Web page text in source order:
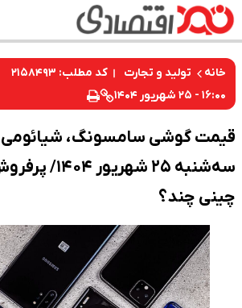
خانه تولید و تجارت
کد مطلب: ۲۱۵۸۴۹۳
۱۶:۰۰ - ۲۵ شهریور ۱۴۰۴
قیمت گوشی سامسونگ، شیائومی
سه‌شنبه ۲۵
چینی چند؟